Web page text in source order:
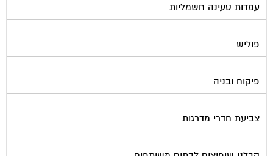
שערים ומחסומים
תיבות דואר
פורטל בית משותף
בית